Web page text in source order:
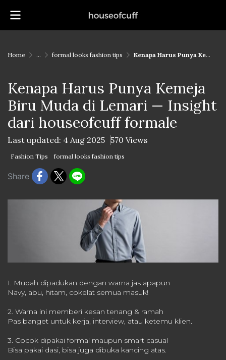
Home ... formal looks fashion tips Kenapa Harus Punya Kemeja Biru Muda di Lemari — Insight dari houseofcuff formale
Kenapa Harus Punya Kemeja
Biru Muda di Lemari — Insight
dari houseofcuff formale
Last updated: 4 Aug 2025 570 Views
Fashion Tips formal looks fashion tips
Share
1. Mudah dipadukan dengan warna jas apapun
Navy, abu, hitam, cokelat semua masuk!
2. Warna ini memberi kesan tenang & ramah
Pas banget untuk kerja, interview, atau ketemu klien.
3. Cocok dipakai formal maupun smart casual
Bisa pakai dasi, bisa juga dibuka kancing atas.